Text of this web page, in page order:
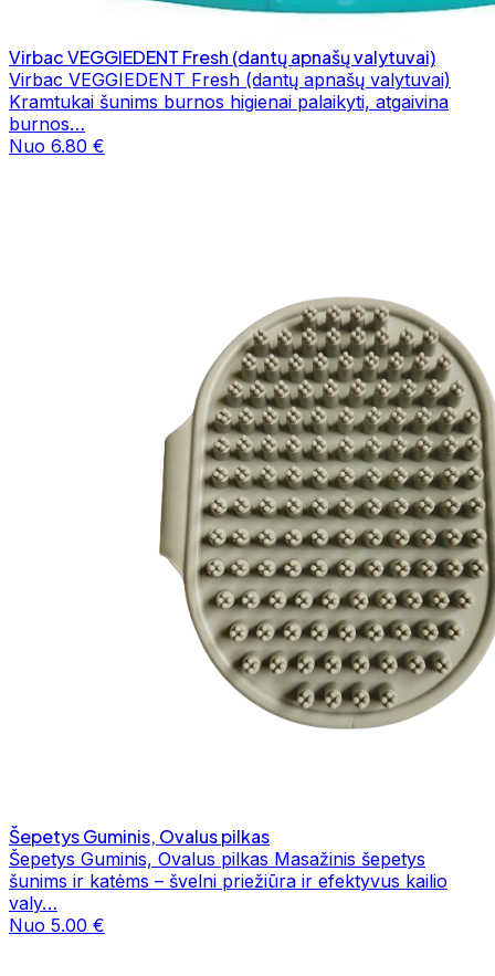
Virbac VEGGIEDENT Fresh (dantų apnašų valytuvai)
Virbac VEGGIEDENT Fresh (dantų apnašų valytuvai)
Kramtukai šunims burnos higienai palaikyti, atgaivina
burnos…
Nuo 6.80 €
Šepetys Guminis, Ovalus pilkas
Šepetys Guminis, Ovalus pilkas Masažinis šepetys
šunims ir katėms – švelni priežiūra ir efektyvus kailio
valy…
Nuo 5.00 €